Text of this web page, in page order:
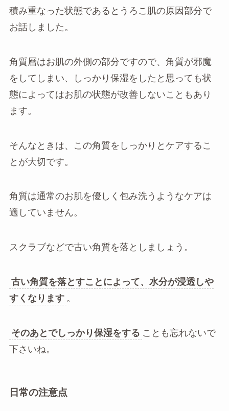
積み重なった状態であるとうろこ肌の原因部分で
お話しました。
角質層はお肌の外側の部分ですので、角質が邪魔
をしてしまい、しっかり保湿をしたと思っても状
態によってはお肌の状態が改善しないこともあり
ます。
そんなときは、この角質をしっかりとケアするこ
とが大切です。
角質は通常のお肌を優しく包み洗うようなケアは
適していません。
スクラブなどで古い角質を落としましょう。
古い角質を落とすことによって、水分が浸透しや
すくなります 。
そのあとでしっかり保湿をする ことも忘れないで
下さいね。
日常の注意点